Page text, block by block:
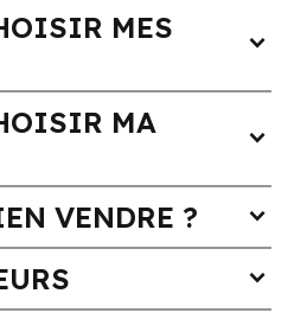
MES
expand_more
MA
expand_more
VENDRE ? expand_more
expand_more